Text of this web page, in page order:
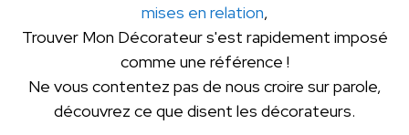
mises en relation,
Trouver Mon Décorateur s'est rapidement imposé
comme une référence !
Ne vous contentez pas de nous croire sur parole,
découvrez ce que disent les décorateurs.